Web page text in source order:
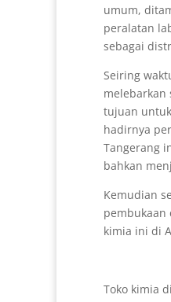
umum,
peralatan
sebagai
Seiring
melebarkan
tujuan
hadirnya
Tangerang
bahkan
Kemudian
pembukaan
kimia ini di
Toko kimia